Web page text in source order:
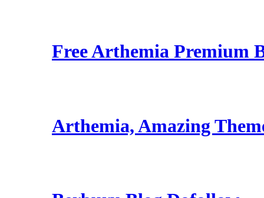
Free Arthemia Premium
Arthemia, Amazing